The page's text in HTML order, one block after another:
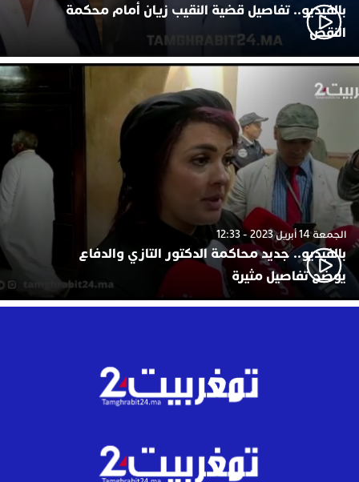
بالفيديو.. تفاصيل قضية النقيب زيان أمام محكمة
النقض
الجمعة 14 أبريل 2023 - 12:33
بالفيديو.. جديد محاكمة الدكتور التازي والدفاع
يوضح تفاصيل مثيرة